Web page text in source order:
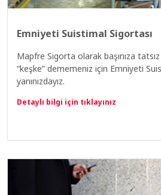
Emniyeti Suistimal Sigortası
Mapfre Sigorta olarak başınıza
“keşke” dememeniz için Emniyeti
yanınızdayız.
Detaylı bilgi için tıklayınız